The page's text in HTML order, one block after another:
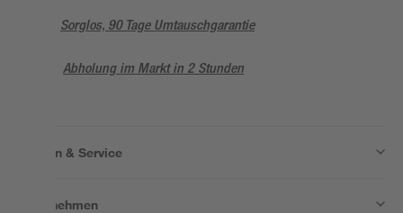
Sorglos, 90 Tage Umtauschgarantie
Abholung im Markt in 2 Stunden
Wissen & Service
Unternehmen